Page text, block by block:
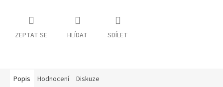
ZEPTAT SE HLÍDAT SDÍLET
Popis Hodnocení Diskuze